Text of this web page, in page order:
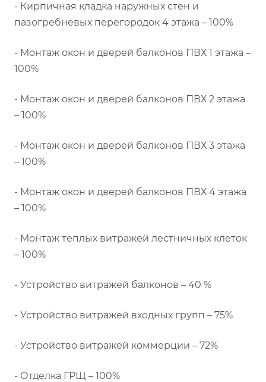
- Кирпичная кладка наружных стен и
пазогребневых перегородок 4 этажа – 100%
- Монтаж окон и дверей балконов ПВХ 1 этажа –
100%
- Монтаж окон и дверей балконов ПВХ 2 этажа
– 100%
- Монтаж окон и дверей балконов ПВХ 3 этажа
– 100%
- Монтаж окон и дверей балконов ПВХ 4 этажа
– 100%
- Монтаж теплых витражей лестничных клеток
– 100%
- Устройство витражей балконов – 40 %
- Устройство витражей входных групп – 75%
- Устройство витражей коммерции – 72%
- Отделка ГРЩ – 100%